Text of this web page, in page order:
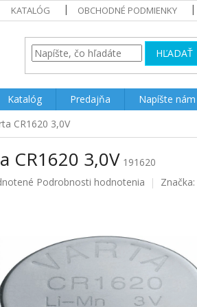
KATALÓG OBCHODNÉ PODMIENKY
HĽADAŤ
Katalóg Predajňa Napíšte nám
CR1620 3,0V
CR1620 3,0V 191620
Podrobnosti hodnotenia Značka: